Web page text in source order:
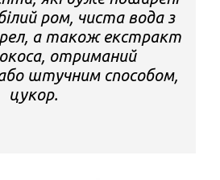
ром, чиста вода з
а також екстракт
отриманий
штучним способом,
цукор.